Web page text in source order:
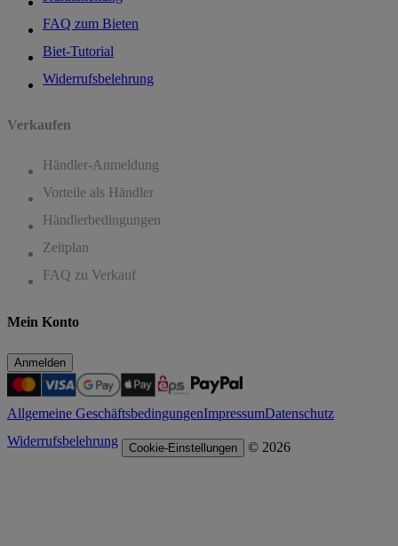
FAQ zum Bieten
Biet-Tutorial
Widerrufsbelehrung
Verkaufen
Händler-Anmeldung
Vorteile als Händler
Händlerbedingungen
Zeitplan
FAQ zu Verkauf
Mein Konto
Anmelden
Allgemeine GeschäftsbedingungenImpressumDatenschutz
Widerrufsbelehrung
Cookie-Einstellungen © 2026